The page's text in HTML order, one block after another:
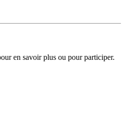
en savoir plus ou pour participer.